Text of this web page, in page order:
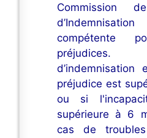
Commission
compétente
préjudices.
préjudice est
ou si
supérieure à 6
cas de